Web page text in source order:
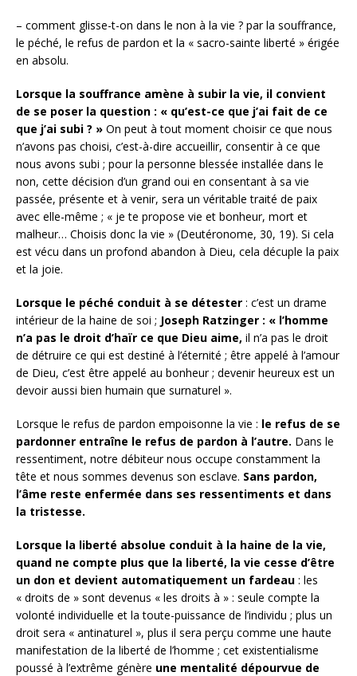
– comment glisse-t-on dans le non à la vie ? par la souffrance,
le péché, le refus de pardon et la « sacro-sainte liberté » érigée
en absolu.
Lorsque la souffrance amène à subir la vie, il convient
de se poser la question : « qu’est-ce que j’ai fait de ce
que j’ai subi ? » On peut à tout moment choisir ce que nous
n’avons pas choisi, c’est-à-dire accueillir, consentir à ce que
nous avons subi ; pour la personne blessée installée dans le
non, cette décision d’un grand oui en consentant à sa vie
passée, présente et à venir, sera un véritable traité de paix
avec elle-même ; « je te propose vie et bonheur, mort et
malheur… Choisis donc la vie » (Deutéronome, 30, 19). Si cela
est vécu dans un profond abandon à Dieu, cela décuple la paix
et la joie.
Lorsque le péché conduit à se détester : c’est un drame
intérieur de la haine de soi ; Joseph Ratzinger : « l’homme
n’a pas le droit d’haïr ce que Dieu aime, il n’a pas le droit
de détruire ce qui est destiné à l’éternité ; être appelé à l’amour
de Dieu, c’est être appelé au bonheur ; devenir heureux est un
devoir aussi bien humain que surnaturel ».
Lorsque le refus de pardon empoisonne la vie : le refus de se
pardonner entraîne le refus de pardon à l’autre. Dans le
ressentiment, notre débiteur nous occupe constamment la
tête et nous sommes devenus son esclave. Sans pardon,
l’âme reste enfermée dans ses ressentiments et dans
la tristesse.
Lorsque la liberté absolue conduit à la haine de la vie,
quand ne compte plus que la liberté, la vie cesse d’être
un don et devient automatiquement un fardeau : les
« droits de » sont devenus « les droits à » : seule compte la
volonté individuelle et la toute-puissance de l’individu ; plus un
droit sera « antinaturel », plus il sera perçu comme une haute
manifestation de la liberté de l’homme ; cet existentialisme
poussé à l’extrême génère une mentalité dépourvue de